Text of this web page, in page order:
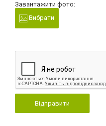
Завантажити фото:
Вибрати
Відправити